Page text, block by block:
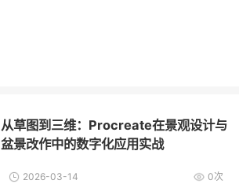
从草图到三维：Procreate在景观设计与
盆景改作中的数字化应用实战
0次
2026-03-14